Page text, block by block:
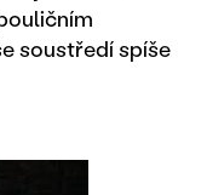
soustředí spíše